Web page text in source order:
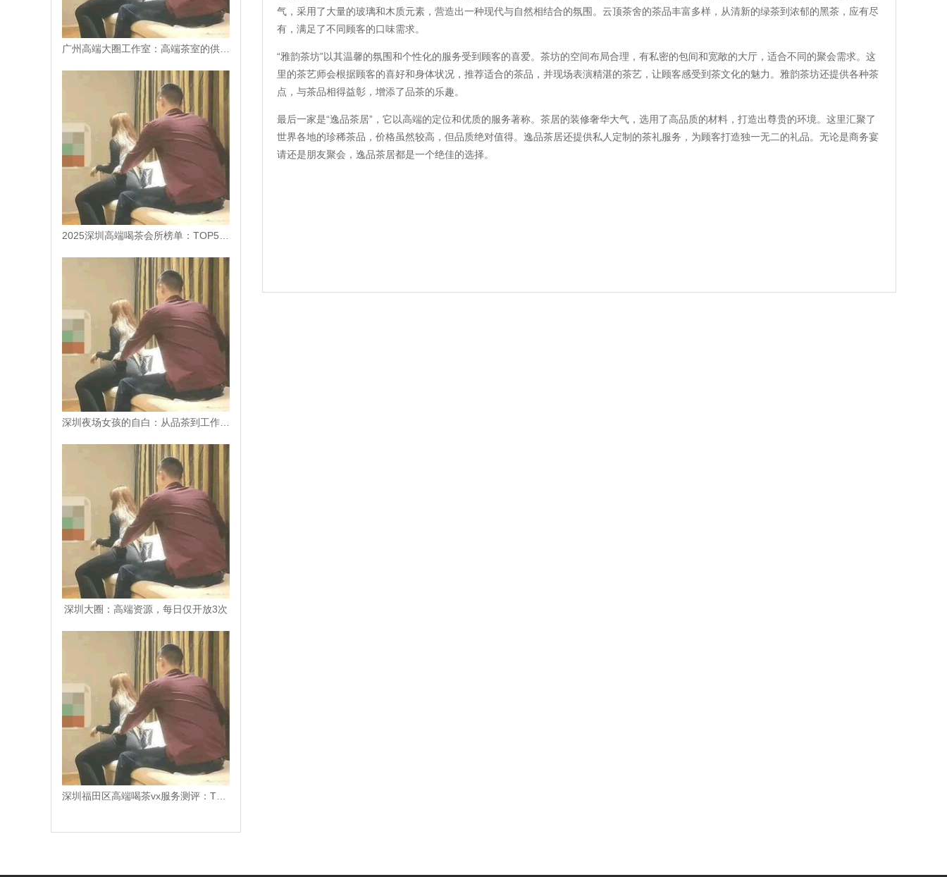
深圳大圈：高端资源，每日仅开放3次
气，采用了大量的玻璃和木质元素，营造出一种现代与自然相结合的氛围。云顶茶舍的茶品丰富多样，从清新的绿茶到浓郁的黑茶，应有尽
有，满足了不同顾客的口味需求。
“雅韵茶坊”以其温馨的氛围和个性化的服务受到顾客的喜爱。茶坊的空间布局合理，有私密的包间和宽敞的大厅，适合不同的聚会需求。这
里的茶艺师会根据顾客的喜好和身体状况，推荐适合的茶品，并现场表演精湛的茶艺，让顾客感受到茶文化的魅力。雅韵茶坊还提供各种茶
点，与茶品相得益彰，增添了品茶的乐趣。
最后一家是“逸品茶居”，它以高端的定位和优质的服务著称。茶居的装修奢华大气，选用了高品质的材料，打造出尊贵的环境。这里汇聚了
世界各地的珍稀茶品，价格虽然较高，但品质绝对值得。逸品茶居还提供私人定制的茶礼服务，为顾客打造独一无二的礼品。无论是商务宴
请还是朋友聚会，逸品茶居都是一个绝佳的选择。